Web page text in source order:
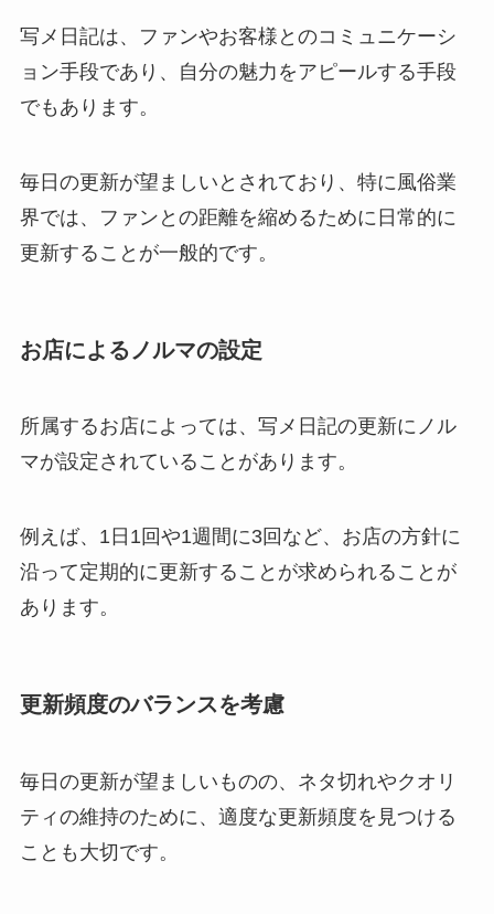
写メ日記は、ファンやお客様とのコミュニケーシ
ョン手段であり、自分の魅力をアピールする手段
でもあります。
毎日の更新が望ましいとされており、特に風俗業
界では、ファンとの距離を縮めるために日常的に
更新することが一般的です。
お店によるノルマの設定
所属するお店によっては、写メ日記の更新にノル
マが設定されていることがあります。
例えば、1日1回や1週間に3回など、お店の方針に
沿って定期的に更新することが求められることが
あります。
更新頻度のバランスを考慮
毎日の更新が望ましいものの、ネタ切れやクオリ
ティの維持のために、適度な更新頻度を見つける
ことも大切です。